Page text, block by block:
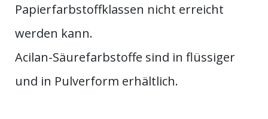
Papierfarbstoffklassen nicht erreicht
werden kann.
Acilan-Säurefarbstoffe sind in flüssiger
und in Pulverform erhältlich.